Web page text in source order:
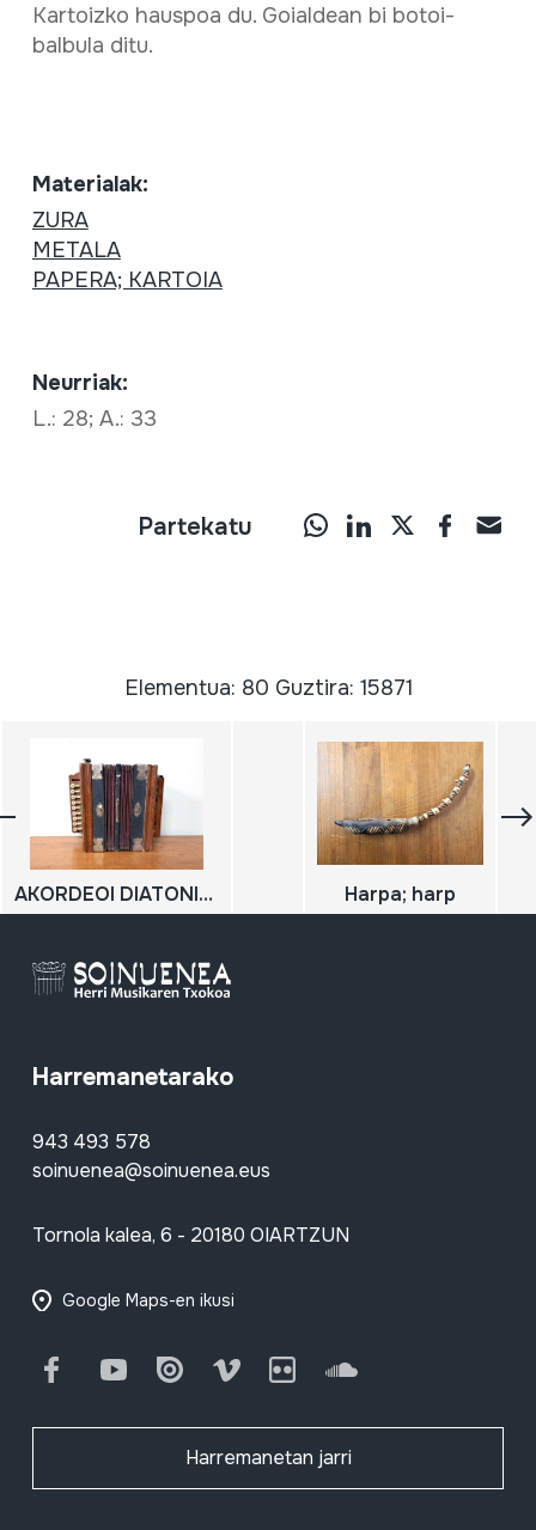
Kartoizko hauspoa du. Goialdean bi botoi-
balbula ditu.
Materialak:
ZURA
METALA
PAPERA; KARTOIA
Neurriak:
L.: 28; A.: 33
Partekatu
Elementua: 80 Guztira: 15871
AKORDEOI DIATONIKOA Harpa; harp
Harremanetarako
943 493 578
soinuenea@soinuenea.eus
Tornola kalea, 6 - 20180 OIARTZUN
Google Maps-en ikusi
FacebookYoutube Issuu Vimeo Flickr SoundCloud
Harremanetan jarri